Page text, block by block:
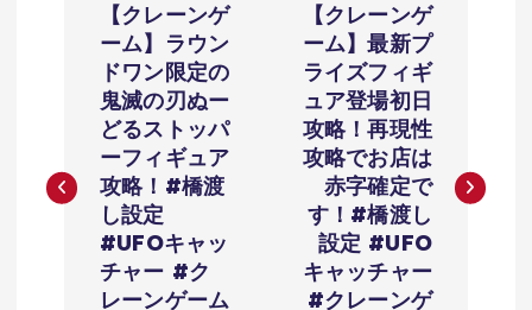
ビ
【クレーンゲ
ーム】ラウン
ドワン限定の
鬼滅の刃ぬー
どるストッパ
ーフィギュア
攻略！#橋渡
し設定
#UFOキャッ
チャー #ク
レーンゲーム
【クレーンゲ
ーム】最新プ
ライズフィギ
ュア登場初日
攻略！再現性
攻略でお店は
赤字確定で
す！#橋渡し
設定 #UFO
キャッチャー
#クレーンゲ